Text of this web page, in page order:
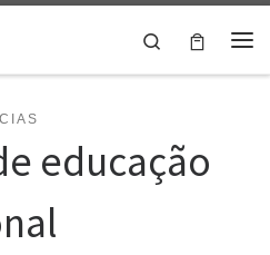
Search
educação